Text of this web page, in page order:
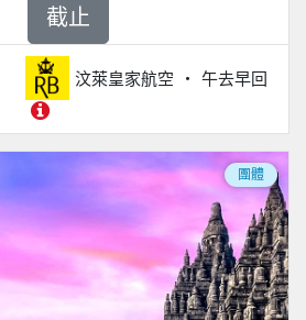
汶萊皇家航空 午去早回
截止
團體